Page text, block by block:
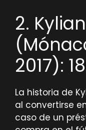
2.
2017):
La historia de
al convertirse
caso de un